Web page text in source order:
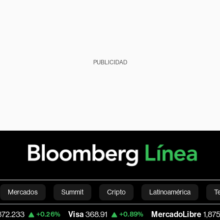
PUBLICIDAD
Mercados Summit Cripto Latinoamérica
Economía Estilo de vida Mundo Videos
Visa 368.91 +0.89% MercadoLibre 1,875.19 -